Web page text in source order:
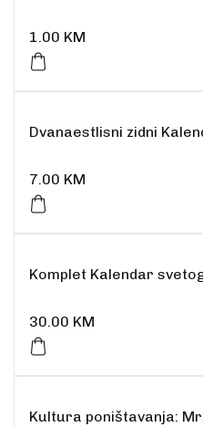
1.00 KM
Dvanaestlisni zidni
7.00 KM
Komplet Kalendar
30.00 KM
Kultura poništavanja: